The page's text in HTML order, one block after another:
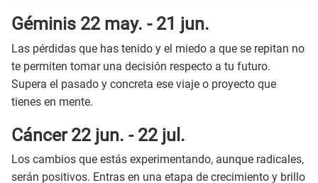
Géminis 22 may. - 21 jun.
Las pérdidas que has tenido y el miedo a que se repitan no
te permiten tomar una decisión respecto a tu futuro.
Supera el pasado y concreta ese viaje o proyecto que
tienes en mente.
Cáncer 22 jun. - 22 jul.
Los cambios que estás experimentando, aunque radicales,
serán positivos. Entras en una etapa de crecimiento y brillo